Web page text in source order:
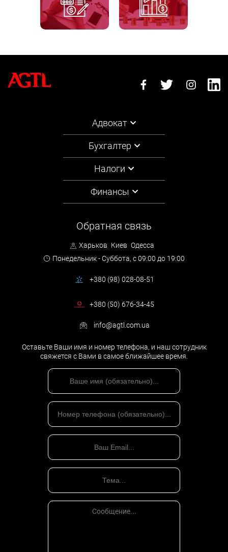
Адвокат
Бухгалтер
Налоги
Финансы
Обратная связь
Харьков Киев Одесса
Понедельник - Суббота, с 09:00 до 19:00
+380 (98) 028-08-51
+380 (50) 676-34-45
info@agtl.com.ua
Оставьте Ваши имя и номер телефона, и наш сотрудник
свяжется с Вами в самое ближайшее время.